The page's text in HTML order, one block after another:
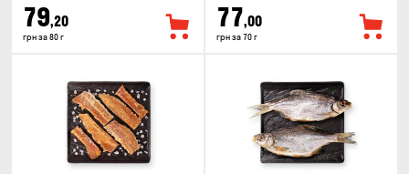
79,20
грн за 80 г
77,00
грн за 70 г